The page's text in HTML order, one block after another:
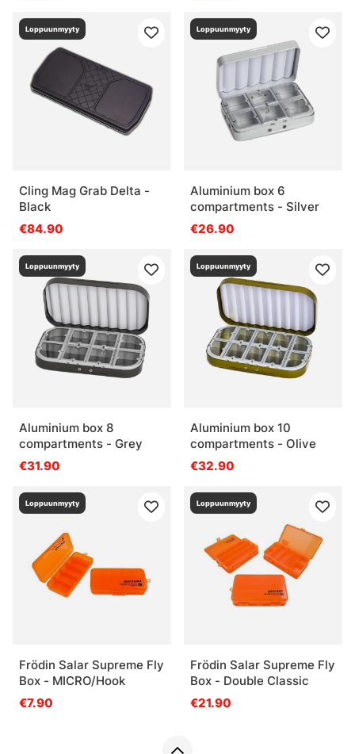
Loppuunmyyty
Cling Mag Grab Delta -
Black
€84.90
Loppuunmyyty
Aluminium box 6
compartments - Silver
€26.90
Loppuunmyyty
Aluminium box 8
compartments - Grey
€31.90
Loppuunmyyty
Aluminium box 10
compartments - Olive
€32.90
Loppuunmyyty
Frödin Salar Supreme Fly
Box - MICRO/Hook
€7.90
Loppuunmyyty
Frödin Salar Supreme Fly
Box - Double Classic
€21.90